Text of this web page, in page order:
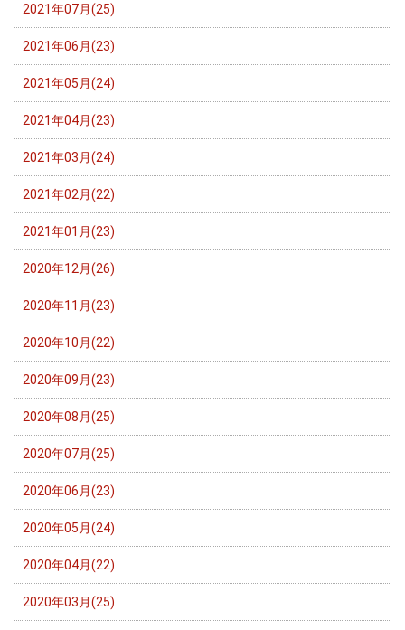
2021年07月(25)
2021年06月(23)
2021年05月(24)
2021年04月(23)
2021年03月(24)
2021年02月(22)
2021年01月(23)
2020年12月(26)
2020年11月(23)
2020年10月(22)
2020年09月(23)
2020年08月(25)
2020年07月(25)
2020年06月(23)
2020年05月(24)
2020年04月(22)
2020年03月(25)